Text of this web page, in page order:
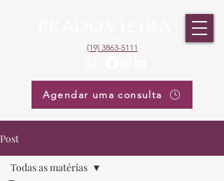
(19) 3863-5111
Agendar uma consulta
Post
Todas as matérias